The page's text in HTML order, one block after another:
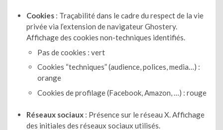
Cookies: Traçabilité dans le cadre du respect de la vie
privée via l’extension de navigateur Ghostery.
Affichage des cookies non-techniques identifiés.
Pas de cookies : vert
Cookies “techniques” (audience, polices, media…) :
orange
Cookies de profilage (Facebook, Amazon, …) : rouge
Réseaux sociaux: Présence sur le réseau X. Affichage
des initiales des réseaux sociaux utilisés.